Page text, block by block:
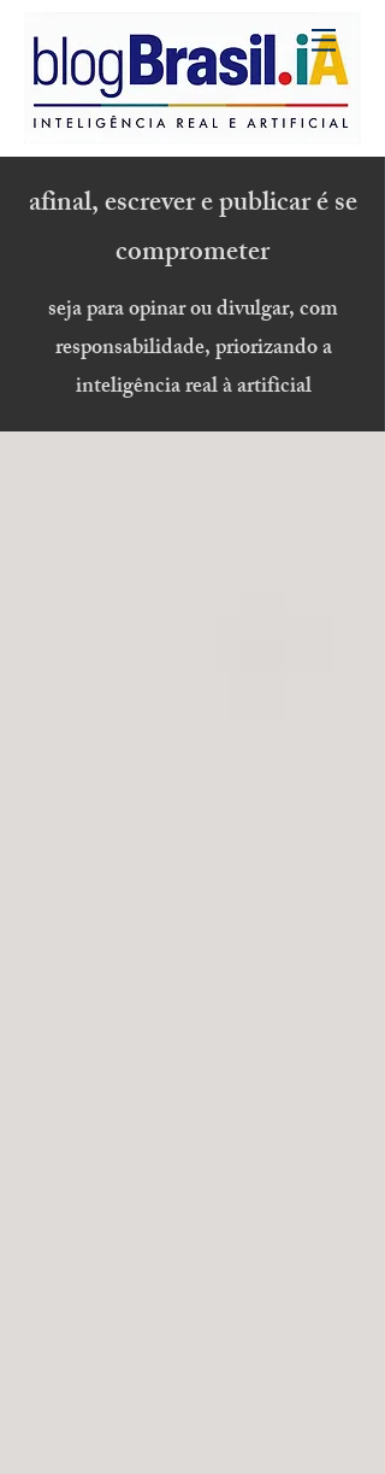
afinal, escrever e publicar é se
comprometer
seja para opinar ou divulgar, com
responsabilidade, priorizando a
inteligência real à artificial